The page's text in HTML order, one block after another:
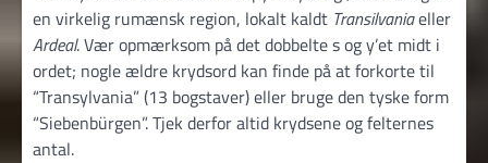
en virkelig rumænsk region, lokalt kaldt Transilvaniaeller
Ardeal. Vær opmærksom på det dobbelte s og y’et midt i
ordet; nogle ældre krydsord kan finde på at forkorte til
“Transylvania” (13 bogstaver) eller bruge den tyske form
“Siebenbürgen”. Tjek derfor altid krydsene og felternes
antal.